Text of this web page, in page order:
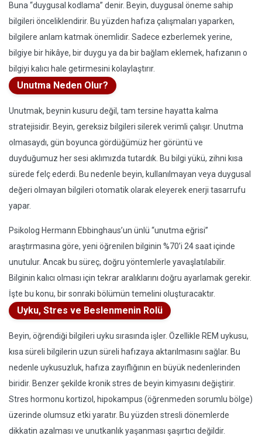
Buna “duygusal kodlama” denir. Beyin, duygusal öneme sahip
bilgileri önceliklendirir. Bu yüzden hafıza çalışmaları yaparken,
bilgilere anlam katmak önemlidir. Sadece ezberlemek yerine,
bilgiye bir hikâye, bir duygu ya da bir bağlam eklemek, hafızanın o
bilgiyi kalıcı hale getirmesini kolaylaştırır.
Unutma Neden Olur?
Unutmak, beynin kusuru değil, tam tersine hayatta kalma
stratejisidir. Beyin, gereksiz bilgileri silerek verimli çalışır. Unutma
olmasaydı, gün boyunca gördüğümüz her görüntü ve
duyduğumuz her sesi aklımızda tutardık. Bu bilgi yükü, zihni kısa
sürede felç ederdi. Bu nedenle beyin, kullanılmayan veya duygusal
değeri olmayan bilgileri otomatik olarak eleyerek enerji tasarrufu
yapar.
Psikolog Hermann Ebbinghaus’un ünlü “unutma eğrisi”
araştırmasına göre, yeni öğrenilen bilginin %70’i 24 saat içinde
unutulur. Ancak bu süreç, doğru yöntemlerle yavaşlatılabilir.
Bilginin kalıcı olması için tekrar aralıklarını doğru ayarlamak gerekir.
İşte bu konu, bir sonraki bölümün temelini oluşturacaktır.
Uyku, Stres ve Beslenmenin Rolü
Beyin, öğrendiği bilgileri uyku sırasında işler. Özellikle REM uykusu,
kısa süreli bilgilerin uzun süreli hafızaya aktarılmasını sağlar. Bu
nedenle uykusuzluk, hafıza zayıflığının en büyük nedenlerinden
biridir. Benzer şekilde kronik stres de beyin kimyasını değiştirir.
Stres hormonu kortizol, hipokampus (öğrenmeden sorumlu bölge)
üzerinde olumsuz etki yaratır. Bu yüzden stresli dönemlerde
dikkatin azalması ve unutkanlık yaşanması şaşırtıcı değildir.